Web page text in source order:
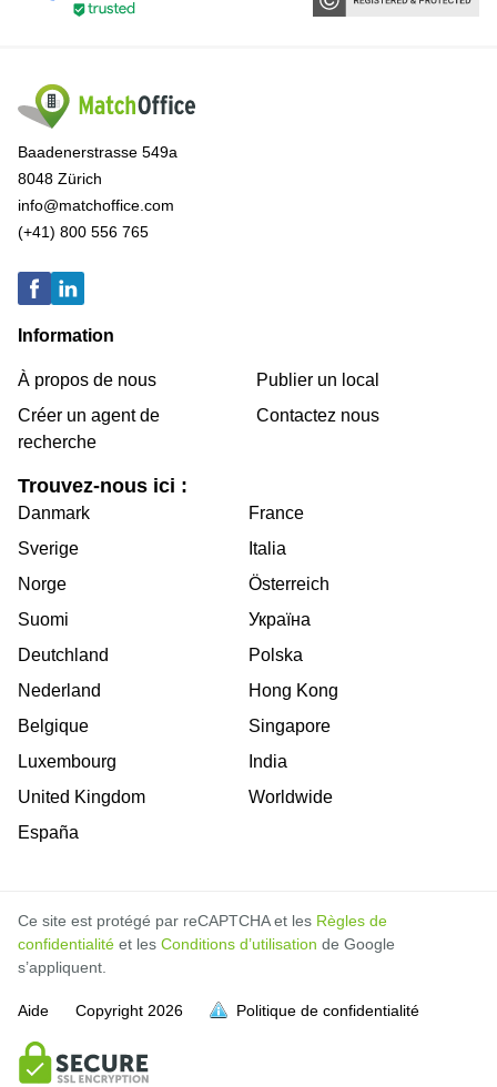
soit pleine.
Baadenerstrasse 549a
8048 Zürich
info@matchoffice.com
(+41) 800 556 765
Information
À propos de nous
Créer un agent de
recherche
Publier un local
Contactez nous
Trouvez-nous ici :
Danmark
Sverige
Norge
Suomi
Deutchland
Nederland
Belgique
Luxembourg
United Kingdom
España
France
Italia
Österreich
Україна
Polska
Hong Kong
Singapore
India
Worldwide
Ce site est protégé par reCAPTCHA et les Règles de
confidentialité et les Conditions d’utilisation de Google
s’appliquent.
Aide Copyright 2026 Politique de confidentialité